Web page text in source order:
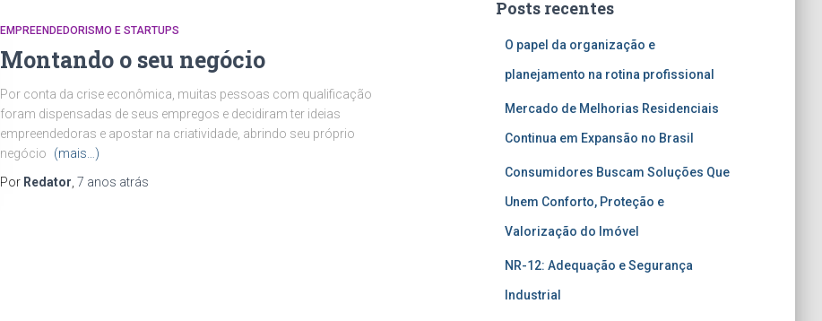
EMPREENDEDORISMO E STARTUPS
Montando o seu negócio
Por conta da crise econômica, muitas pessoas com qualificação
foram dispensadas de seus empregos e decidiram ter ideias
empreendedoras e apostar na criatividade, abrindo seu próprio
negócio
(mais…)
Por Redator 7 anos atrás
Posts recentes
O papel da organização e
planejamento na rotina profissional
Mercado de Melhorias Residenciais
Continua em Expansão no Brasil
Consumidores Buscam Soluções Que
Unem Conforto, Proteção e
Valorização do Imóvel
NR-12: Adequação e Segurança
Industrial